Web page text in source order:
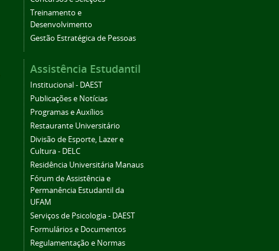
Treinamento e
Desenvolvimento
Gestão Estratégica de Pessoas
Assistência Estudantil
Institucional - DAEST
Publicações e Notícias
Programas e Auxílios
Restaurante Universitário
Divisão de Esporte, Lazer e
Cultura - DELC
Residência Universitária Manaus
Fórum de Assistência e
Permanência Estudantil da
UFAM
Serviços de Psicologia - DAEST
Formulários e Documentos
Regulamentação e Normas